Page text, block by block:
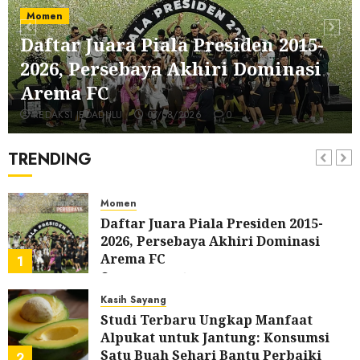
Momen
Daftar Juara Piala Presiden 2015-
2026, Persebaya Akhiri Dominasi
Arema FC
REDAKSI JEDADULU 07/08/2026 0
TRENDING
05/08/2026 0
6
Ulas Dulu
Spotify Tembus 300 Juta Pelanggan
Premium, Tinggalkan Apple Music
Jauh di Belakang
05/08/2026 0
7
Tontonan
Bukan Mesin Waktu Biasa! Di Film
1
Momen
Daftar Juara Piala Presiden 2015-
2026, Persebaya Akhiri Dominasi
Arema FC
Kasih Sayang
Studi Terbaru Ungkap Manfaat
Alpukat untuk Jantung: Konsumsi
Satu Buah Sehari Bantu Perbaiki